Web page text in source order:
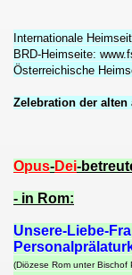
Internationale
BRD-Heimseite:
Österreichische
Zelebration der
Opus-Dei-
- in Rom:
Unsere-Liebe-
(Diözese Rom unter
den USA
der Kirche
apostolische
RÖMISCH-